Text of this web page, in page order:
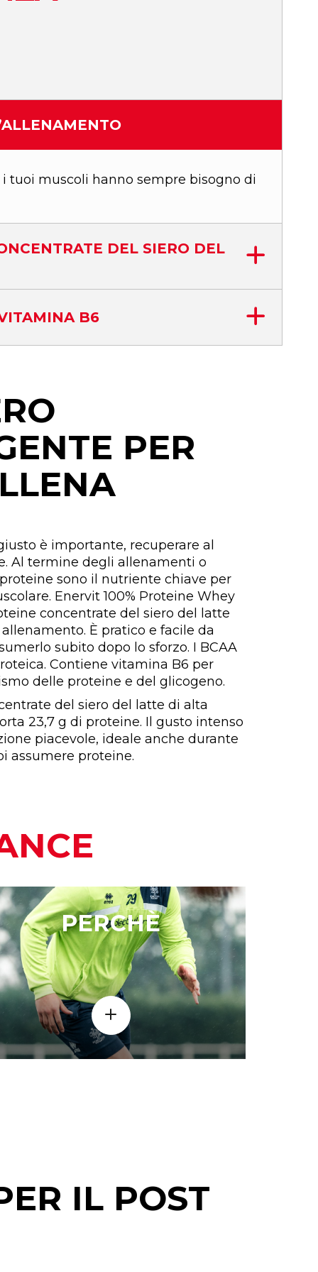
tuoi muscoli hanno sempre bisogno di
DEL SIERO DEL
B6
PER
è importante, recuperare al
Al termine degli allenamenti o
sono il nutriente chiave per
Enervit 100% Proteine Whey
concentrate del siero del latte
È pratico e facile da
subito dopo lo sforzo. I BCAA
Contiene vitamina B6 per
delle proteine e del glicogeno.
del siero del latte di alta
23,7 g di proteine. Il gusto intenso
piacevole, ideale anche durante
assumere proteine.
PERCHÈ
IL POST